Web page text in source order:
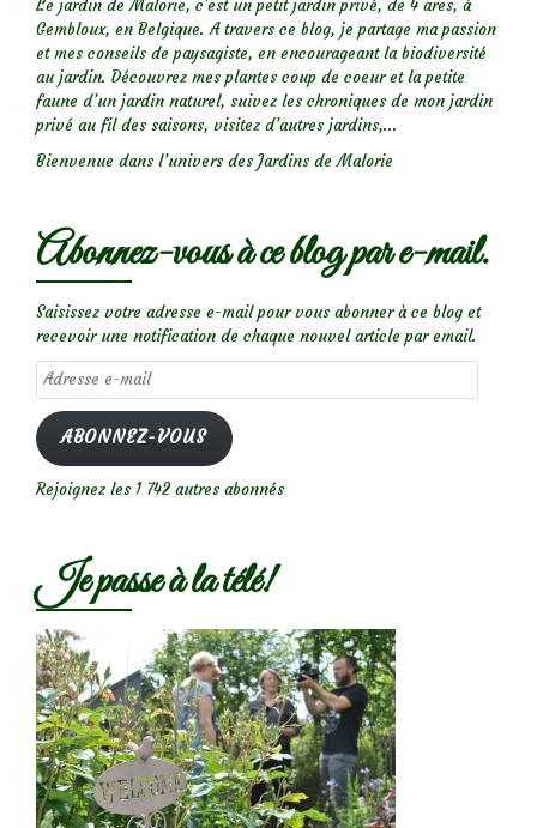
Le jardin de Malorie, c'est un petit jardin privé, de 4 ares, à
Gembloux, en Belgique. A travers ce blog, je partage ma passion
et mes conseils de paysagiste, en encourageant la biodiversité
au jardin. Découvrez mes plantes coup de coeur et la petite
faune d’un jardin naturel, suivez les chroniques de mon jardin
privé au fil des saisons, visitez d’autres jardins,...
Bienvenue dans l’univers des Jardins de Malorie
Abonnez-vous à ce blog par e-mail.
Saisissez votre adresse e-mail pour vous abonner à ce blog et
recevoir une notification de chaque nouvel article par email.
Adresse
e-
mail
ABONNEZ-VOUS
Rejoignez les 1 742 autres abonnés
Je passe à la télé!